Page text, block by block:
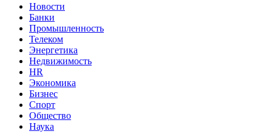
Новости
Банки
Промышленность
Телеком
Энергетика
Недвижимость
HR
Экономика
Бизнес
Спорт
Общество
Наука